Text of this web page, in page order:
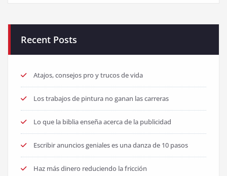
Recent Posts
Atajos, consejos pro y trucos de vida
Los trabajos de pintura no ganan las carreras
Lo que la biblia enseña acerca de la publicidad
Escribir anuncios geniales es una danza de 10 pasos
Haz más dinero reduciendo la fricción